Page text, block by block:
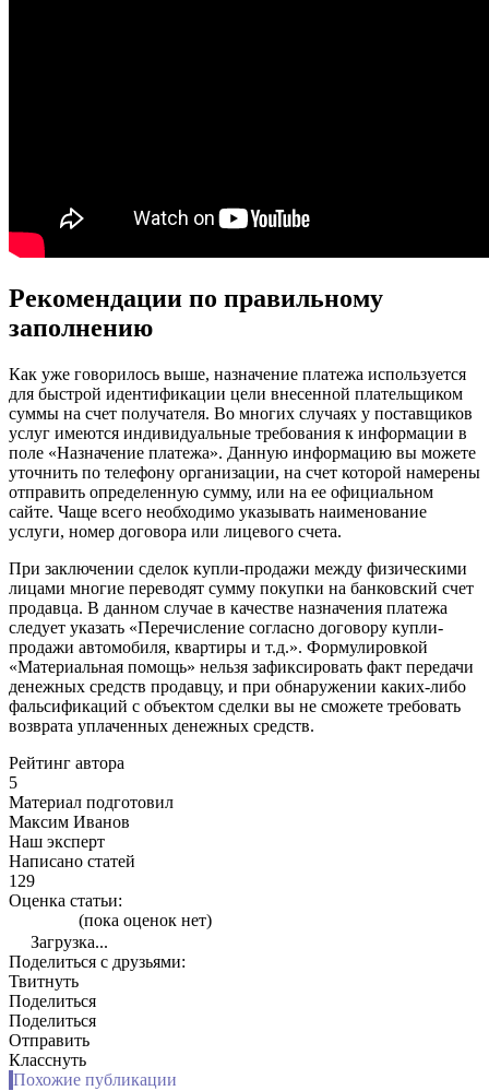
Рекомендации по правильному
заполнению
Как уже говорилось выше, назначение платежа используется
для быстрой идентификации цели внесенной плательщиком
суммы на счет получателя. Во многих случаях у поставщиков
услуг имеются индивидуальные требования к информации в
поле «Назначение платежа». Данную информацию вы можете
уточнить по телефону организации, на счет которой намерены
отправить определенную сумму, или на ее официальном
сайте. Чаще всего необходимо указывать наименование
услуги, номер договора или лицевого счета.
При заключении сделок купли-продажи между физическими
лицами многие переводят сумму покупки на банковский счет
продавца. В данном случае в качестве назначения платежа
следует указать «Перечисление согласно договору купли-
продажи автомобиля, квартиры и т.д.». Формулировкой
«Материальная помощь» нельзя зафиксировать факт передачи
денежных средств продавцу, и при обнаружении каких-либо
фальсификаций с объектом сделки вы не сможете требовать
возврата уплаченных денежных средств.
Рейтинг автора
5
Материал подготовил
Максим Иванов
Наш эксперт
Написано статей
129
Оценка статьи:
(пока оценок нет)
Загрузка...
Поделиться с друзьями:
Твитнуть
Поделиться
Поделиться
Отправить
Класснуть
Похожие публикации